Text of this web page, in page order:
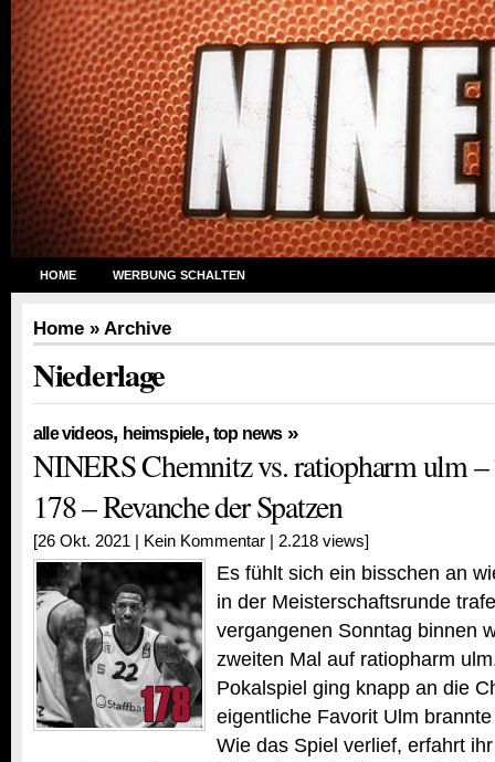
HOME WERBUNG SCHALTEN
Home » Archive
Niederlage
alle videos, heimspiele, top news»
NINERS Chemnitz vs. ratiopharm ulm –
178 – Revanche der Spatzen
[26 Okt. 2021 | Kein Kommentar | 2.218 views]
Es fühlt sich ein bisschen an
in der Meisterschaftsrunde
vergangenen Sonntag binnen
zweiten Mal auf ratiopharm
Pokalspiel ging knapp an die
eigentliche Favorit Ulm
Wie das Spiel verlief, erfahrt